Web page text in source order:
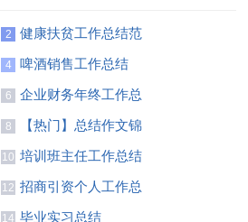
2
健康扶贫工作总结范
文
4 啤酒销售工作总结
6
企业财务年终工作总
结范文
8
【热门】总结作文锦
集四篇
10 培训班主任工作总结
集锦8篇
12 招商引资个人工作总
结
14 毕业实习总结